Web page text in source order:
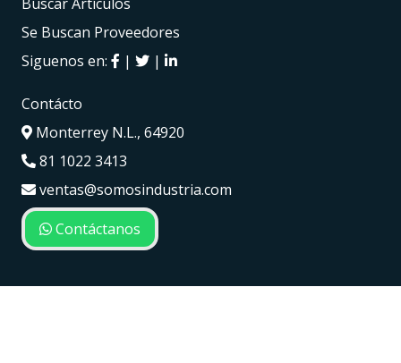
Se Buscan Proveedores
Siguenos en:
| |
Contácto
Monterrey N.L., 64920
81 1022 3413
ventas@somosindustria.com
Contáctanos